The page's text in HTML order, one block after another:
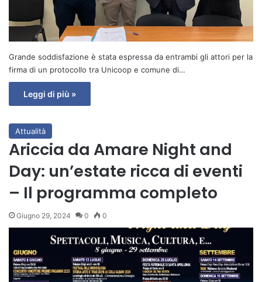
Grande soddisfazione è stata espressa da entrambi gli attori per la
firma di un protocollo tra Unicoop e comune di…
Leggi di più »
Attualità
Ariccia da Amare Night and
Day: un’estate ricca di eventi
– Il programma completo
Giugno 29, 2024 0 0